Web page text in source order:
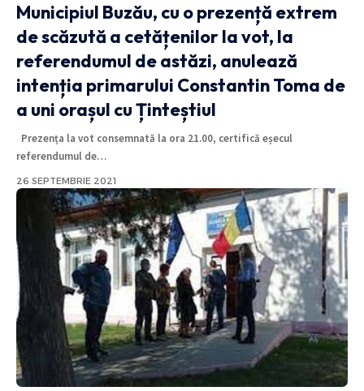
Municipiul Buzău, cu o prezență extrem
de scăzută a cetățenilor la vot, la
referendumul de astăzi, anulează
intenția primarului Constantin Toma de
a uni orașul cu Ținteștiul
Prezența la vot consemnată la ora 21.00, certifică eșecul
referendumul de…
26 SEPTEMBRIE 2021